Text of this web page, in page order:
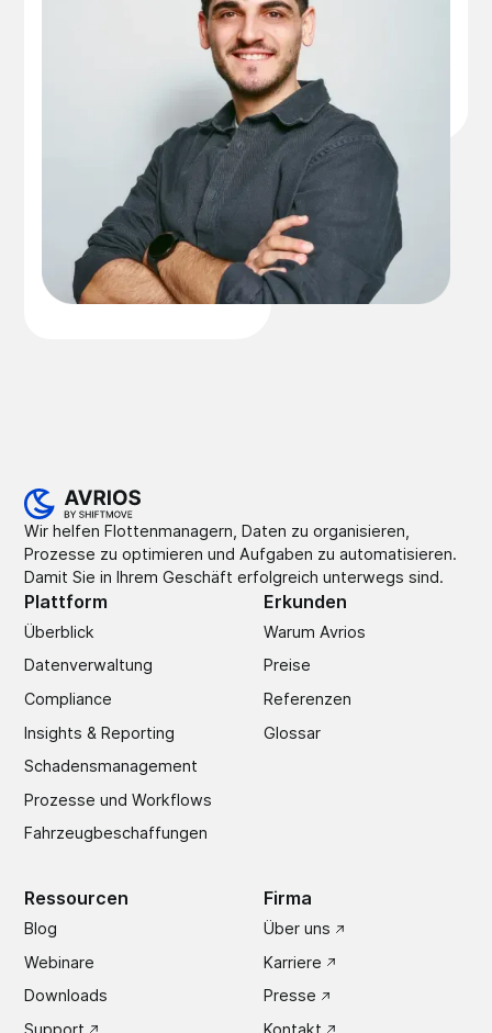
Wir helfen Flottenmanagern, Daten zu organisieren,
Prozesse zu optimieren und Aufgaben zu automatisieren.
Damit Sie in Ihrem Geschäft erfolgreich unterwegs sind.
Plattform
Überblick
Datenverwaltung
Compliance
Insights & Reporting
Schadens­management
Prozesse und Workflows
Fahrzeugbeschaffungen
Erkunden
Warum Avrios
Preise
Referenzen
Glossar
Ressourcen
Blog
Webinare
Downloads
Support
Firma
Über uns
Karriere
Presse
Kontakt